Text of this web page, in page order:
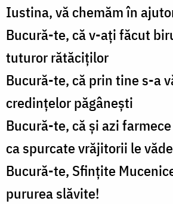
Iustina, vă chemăm în
Bucură-te, că v-ați făcut
tuturor rătăciților
Bucură-te, că prin tine s-a
credințelor păgânești
Bucură-te, că și azi
ca spurcate vrăjitorii le
Bucură-te, Sfințite
pururea slăvite!